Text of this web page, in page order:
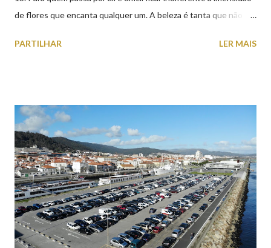
de flores que encanta qualquer um. A beleza é tanta que não
aproveite a paisagem como cenário para tirar algumas
PARTILHAR LER MAIS